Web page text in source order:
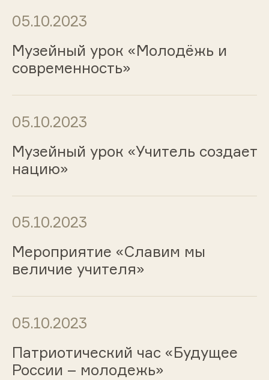
05.10.2023
Музейный урок «Молодёжь и
современность»
05.10.2023
Музейный урок «Учитель создает
нацию»
05.10.2023
Мероприятие «Славим мы
величие учителя»
05.10.2023
Патриотический час «Будущее
России – молодежь»